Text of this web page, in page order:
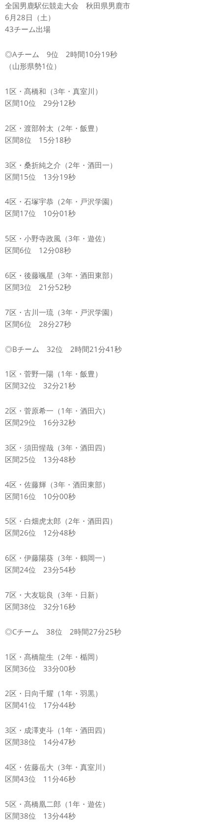
全国男鹿駅伝競走大会 秋田県男鹿市
6月28日（土）
43チーム出場
◎Aチーム 9位 2時間10分19秒
（山形県勢1位）
1区・髙橋和（3年・真室川）
区間10位 29分12秒
2区・渡部幹太（2年・飯豊）
区間8位 15分18秒
3区・桑折純之介（2年・酒田一）
区間15位 13分19秒
4区・石塚宇恭（2年・戸沢学園）
区間17位 10分01秒
5区・小野寺政風（3年・遊佐）
区間6位 12分08秒
6区・後藤颯星（3年・酒田東部）
区間3位 21分52秒
7区・古川一琉（3年・戸沢学園）
区間6位 28分27秒
◎Bチーム 32位 2時間21分41秒
1区・菅野一陽（1年・飯豊）
区間32位 32分21秒
2区・菅原希一（1年・酒田六）
区間29位 16分32秒
3区・須田惺哉（3年・酒田四）
区間25位 13分48秒
4区・佐藤輝（3年・酒田東部）
区間16位 10分00秒
5区・白畑虎太郎（2年・酒田四）
区間26位 12分48秒
6区・伊藤陽葵（3年・鶴岡一）
区間24位 23分54秒
7区・大友聡良（3年・日新）
区間38位 32分16秒
◎Cチーム 38位 2時間27分25秒
1区・髙橋龍生（2年・楯岡）
区間36位 33分00秒
2区・日向千耀（1年・羽黒）
区間41位 17分44秒
3区・成澤吏斗（1年・酒田四）
区間38位 14分47秒
4区・佐藤岳大（3年・真室川）
区間43位 11分46秒
5区・髙橋凰二郎（1年・遊佐）
区間38位 13分44秒